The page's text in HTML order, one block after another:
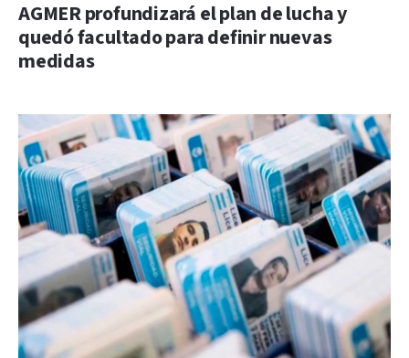
AGMER profundizará el plan de lucha y
quedó facultado para definir nuevas
medidas